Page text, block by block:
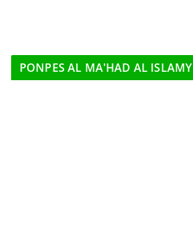
PONPES AL MA'HAD AL ISLAMY